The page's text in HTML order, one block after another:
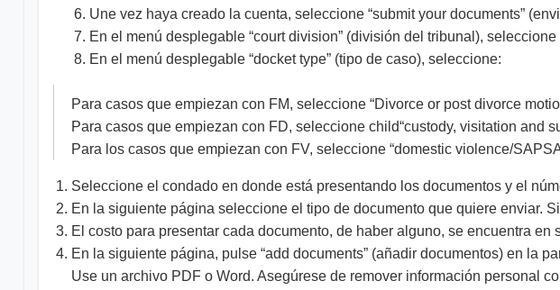
Une vez haya creado la cuenta, seleccione “submit your documents”
En el menú desplegable “court division” (división del tribunal), seleccione
En el menú desplegable “docket type” (tipo de caso), seleccione:
Para casos que empiezan con FM, seleccione “Divorce or post divorce
Para casos que empiezan con FD, seleccione child“custody, visitation and
Para los casos que empiezan con FV, seleccione “domestic violence/
Seleccione el condado en donde está presentando los documentos y el
En la siguiente página seleccione el tipo de documento que quiere enviar.
El costo para presentar cada documento, de haber alguno, se encuentra en
En la siguiente página, pulse “add documents” (añadir documentos) en la
Use un archivo PDF o Word. Asegúrese de remover información personal